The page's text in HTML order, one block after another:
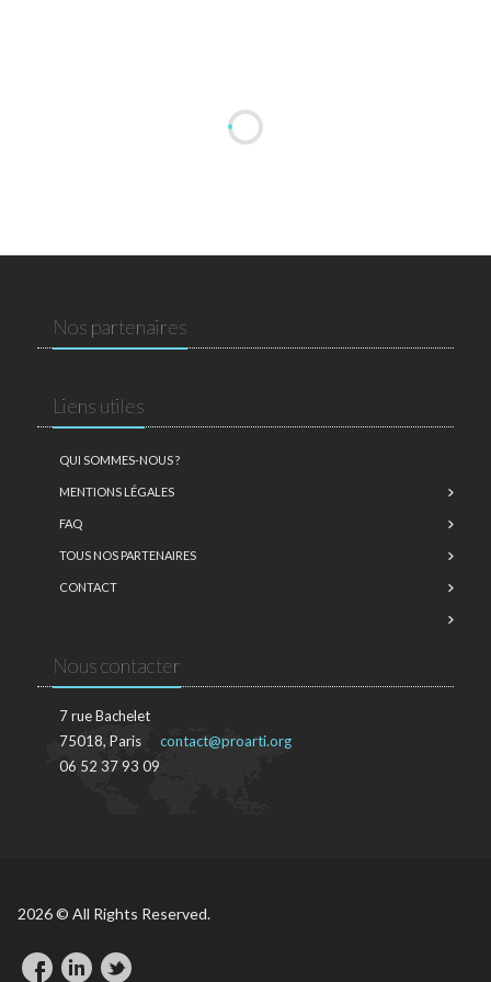
Nos partenaires
Liens utiles
QUI SOMMES-NOUS ?
MENTIONS LÉGALES
FAQ
TOUS NOS PARTENAIRES
CONTACT
Nous contacter
7 rue Bachelet
75018, Paris
06 52 37 93 09
contact@proarti.org
2026 © All Rights Reserved.